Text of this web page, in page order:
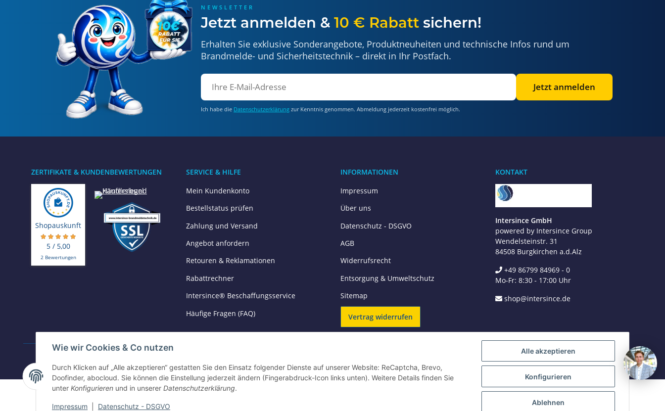
Jetzt anrufen
WhatsApp
+49 162 5669885
E-Mail schreiben
shop@intersince.de
NEWSLETTER
Jetzt anmelden & 10 € Rabatt sichern!
Erhalten Sie exklusive Sonderangebote, Produktneuheiten und technische Infos rund um
Brandmelde- und Sicherheitstechnik – direkt in Ihr Postfach.
Jetzt anmelden
Ich habe die Datenschutzerklärung zur Kenntnis genommen. Abmeldung jederzeit kostenfrei möglich.
ZERTIFIKATE & KUNDENBEWERTUNGEN
Shopauskunft
5 / 5,00
2 Bewertungen
SERVICE & HILFE
Mein Kundenkonto
Bestellstatus prüfen
Zahlung und Versand
Angebot anfordern
Retouren & Reklamationen
Rabattrechner
Intersince® Beschaffungsservice
Häufige Fragen (FAQ)
INFORMATIONEN
Impressum
Über uns
Datenschutz - DSGVO
AGB
Widerrufsrecht
Entsorgung & Umweltschutz
Sitemap
Vertrag widerrufen
KONTAKT
Intersince GmbH
powered by Intersince Group
Wendelsteinstr. 31
84508 Burgkirchen a.d.Alz
+49 86799 84969 - 0
Mo-Fr: 8:30 - 17:00 Uhr
shop@intersince.de
©2025 Intersince GmbH | powered by Intersince Group
Alle akzeptieren
Konfigurieren
Ablehnen
Wie wir Cookies & Co nutzen
Durch Klicken auf „Alle akzeptieren“ gestatten Sie den Einsatz folgender Dienste auf unserer Website: ReCaptcha, Brevo,
Doofinder, abocloud. Sie können die Einstellung jederzeit ändern (Fingerabdruck-Icon links unten). Weitere Details finden Sie
unter Konfigurieren und in unserer Datenschutzerklärung.
Impressum Datenschutz - DSGVO